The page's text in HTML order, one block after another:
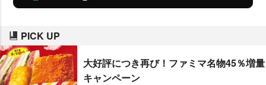
PICK UP
大好評につき再び！ファミマ名物45％増量
キャンペーン